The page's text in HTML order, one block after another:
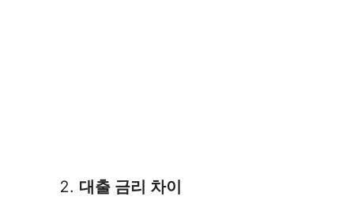
대출 금리 차이